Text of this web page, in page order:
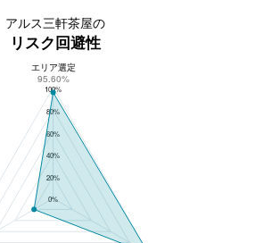
アルス三軒茶屋の
リスク回避性
アルス三軒茶屋のリスク回避性
100%
80%
60%
40%
20%
0%
エリア選定
95.60%